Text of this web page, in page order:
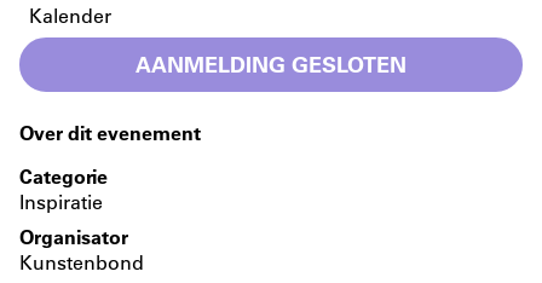
Kalender
AANMELDING GESLOTEN
Over dit evenement
Categorie
Inspiratie
Organisator
Kunstenbond